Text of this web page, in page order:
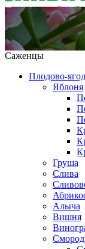
Саженцы
Плодово-
Яблоня
Груша
Слива
Алыча
Вишня